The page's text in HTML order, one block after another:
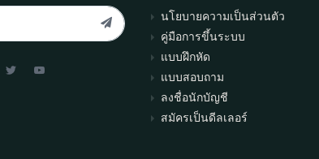
นโยบายความเป็นส่วนตัว
คู่มือการขึ้นระบบ
แบบฝึกหัด
แบบสอบถาม
ลงชื่อนักบัญชี
สมัครเป็นดีลเลอร์